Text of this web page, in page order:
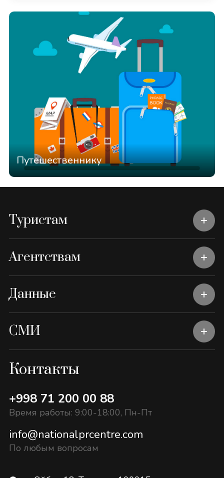
Путешественнику
Туристам
Агентствам
Данные
СМИ
Контакты
+998 71 200 00 88
Время работы: 9:00-18:00, Пн-Пт
info@nationalprcentre.com
По любым вопросам